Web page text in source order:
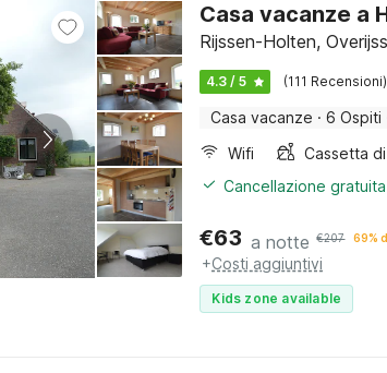
Casa vacanze a
Rijssen-Holten,
4.3 / 5 (111 Recensioni)
Casa vacanze · 6 Ospiti
Wifi
Cancellazione
€63 a notte €207 69%
+Costi aggiuntivi
Kids zone available